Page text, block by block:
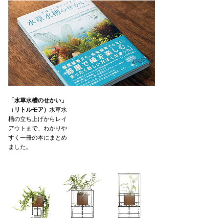
「水草水槽のせかい」
（ リトルモア） 水草水
槽の立ち上げからレイ
アウトまで、わかりや
すく一冊の本にまとめ
ました。